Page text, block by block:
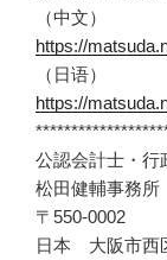
（中文）
https://
（日语）
https://
公認会計士・行
松田健輔事務所
〒550-0002
日本 大阪市西